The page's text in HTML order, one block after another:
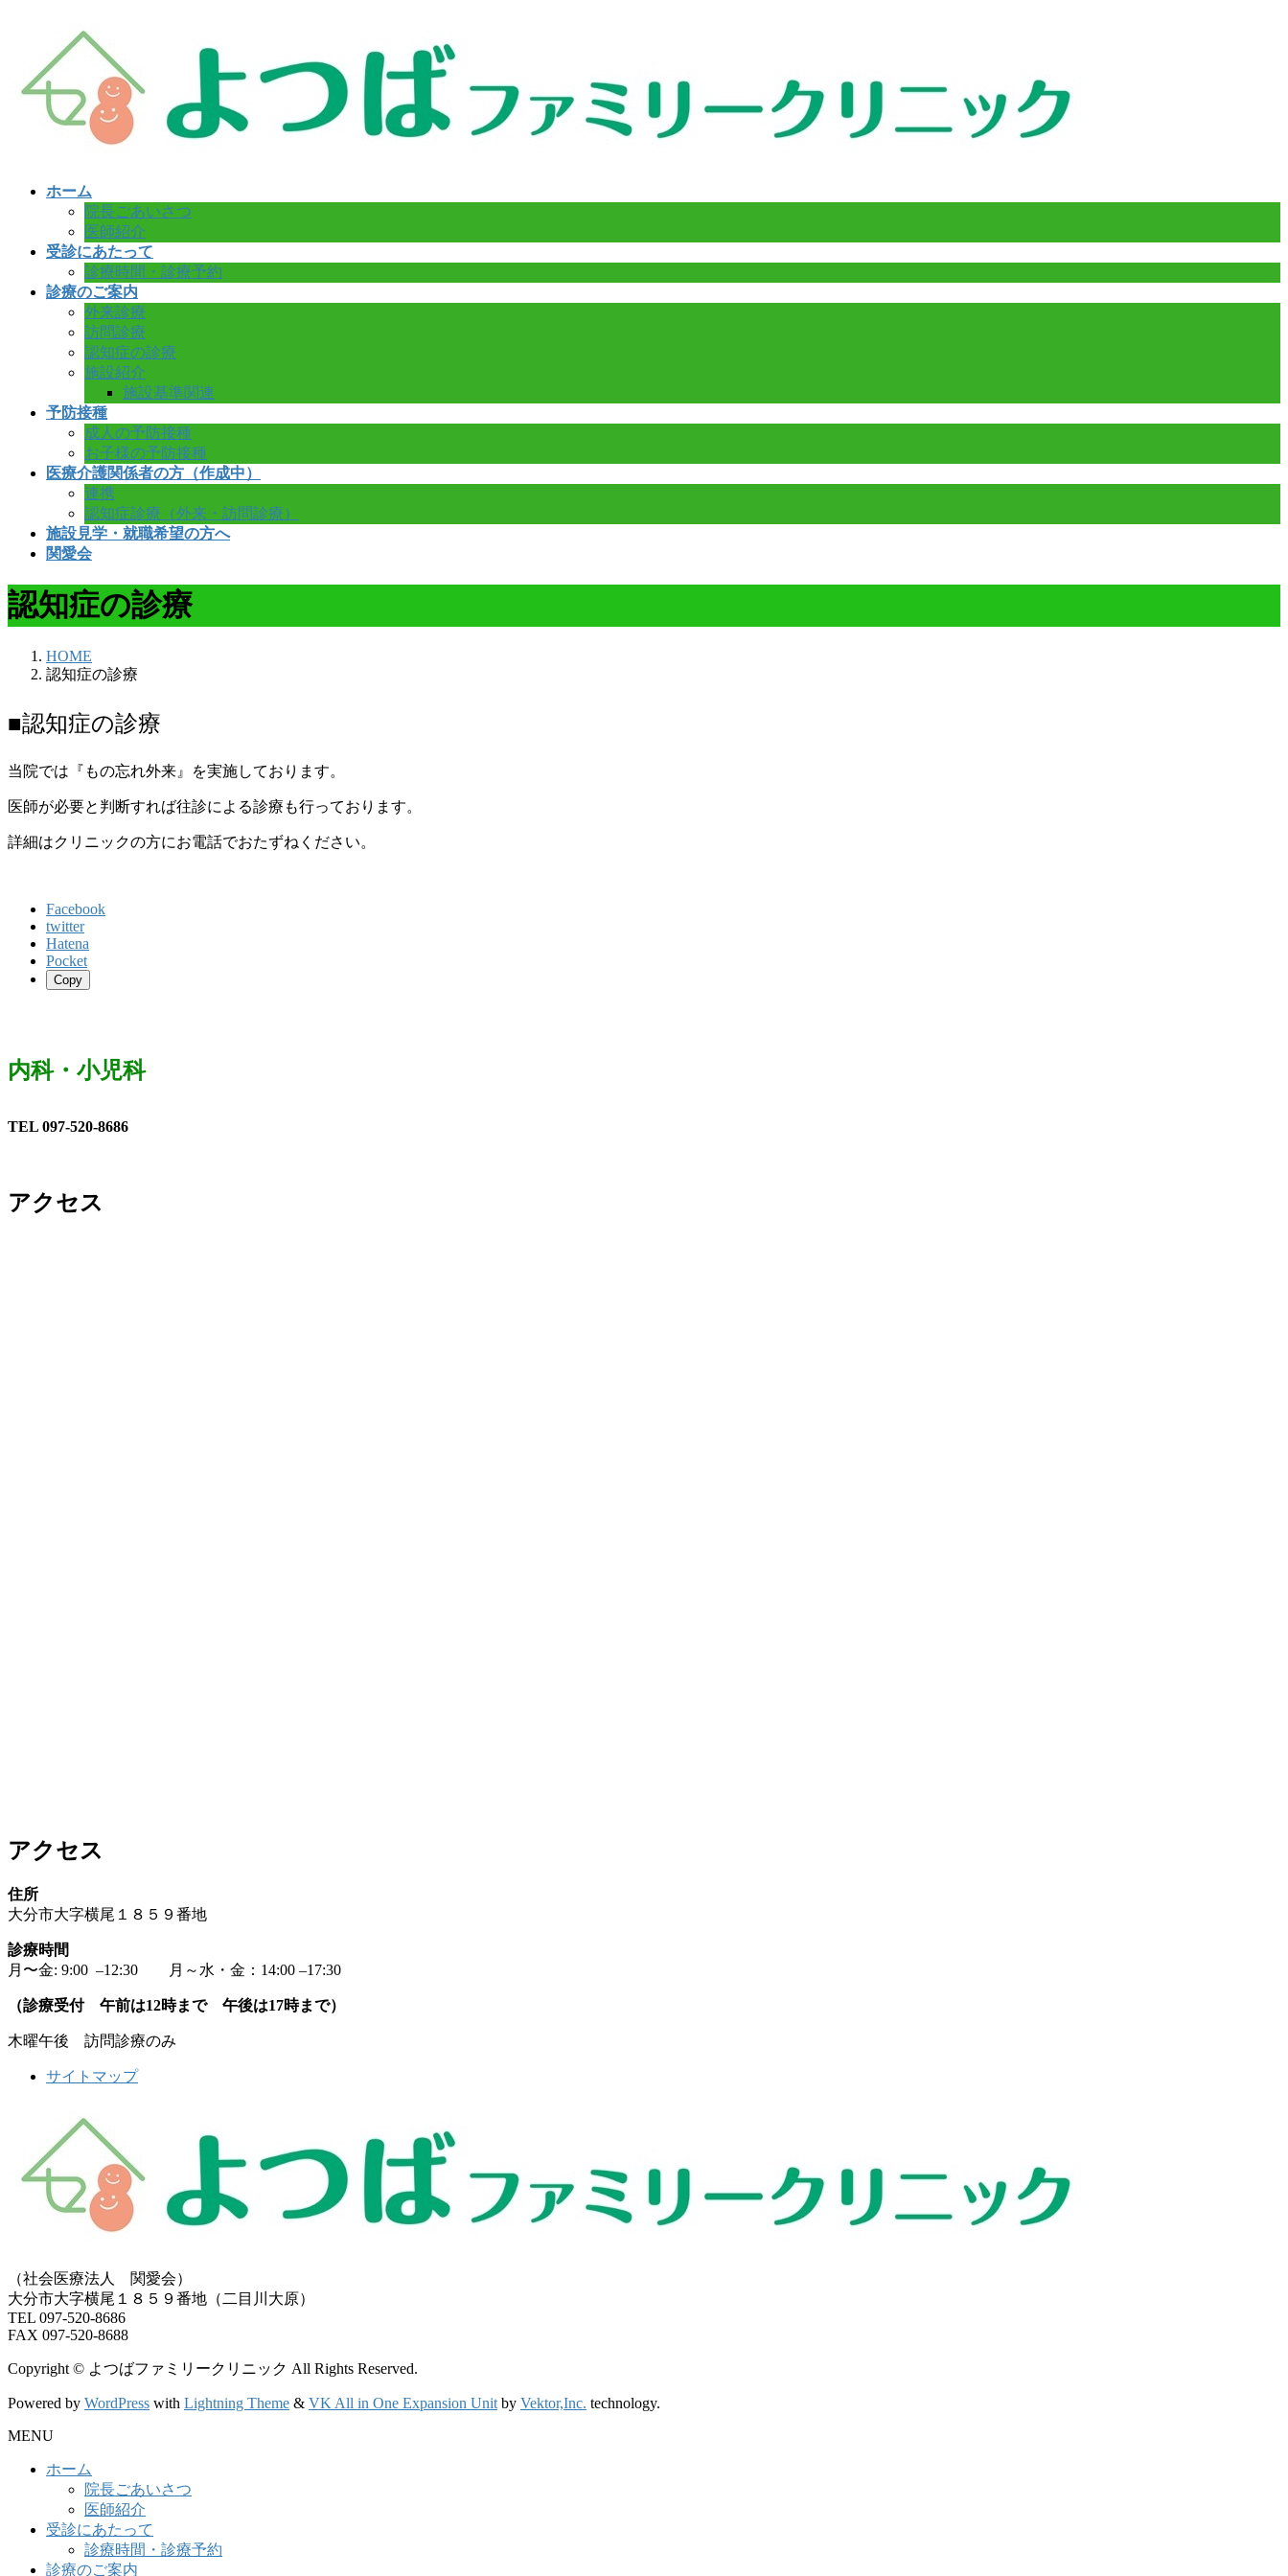
ホーム
院長ごあいさつ
医師紹介
受診にあたって
診療時間・診療予約
診療のご案内
外来診療
訪問診療
認知症の診療
施設紹介
施設基準関連
予防接種
成人の予防接種
お子様の予防接種
医療介護関係者の方（作成中）
連携
認知症診療（外来・訪問診療）
施設見学・就職希望の方へ
関愛会
認知症の診療
HOME
認知症の診療
■認知症の診療
当院では『もの忘れ外来』を実施しております。
医師が必要と判断すれば往診による診療も行っております。
詳細はクリニックの方にお電話でおたずねください。
Facebook
twitter
Hatena
Pocket
Copy
内科・小児科
TEL 097-520-8686
アクセス
アクセス
住所
大分市大字横尾１８５９番地
診療時間
月〜金: 9:00 –12:30 月～水・金：14:00 –17:30
（診療受付 午前は12時まで 午後は17時まで）
木曜午後 訪問診療のみ
サイトマップ
（社会医療法人 関愛会）
大分市大字横尾１８５９番地（二目川大原）
TEL 097-520-8686
FAX 097-520-8688
Copyright © よつばファミリークリニック All Rights Reserved.
Powered by WordPress with Lightning Theme & VK All in One Expansion Unit by Vektor,Inc. technology.
MENU
ホーム
院長ごあいさつ
医師紹介
受診にあたって
診療時間・診療予約
診療のご案内